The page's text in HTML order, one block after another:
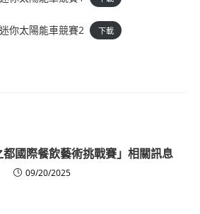
你太陽能車競賽2 下載
都國際餐飲藝術挑戰賽」相關訊息
09/20/2025